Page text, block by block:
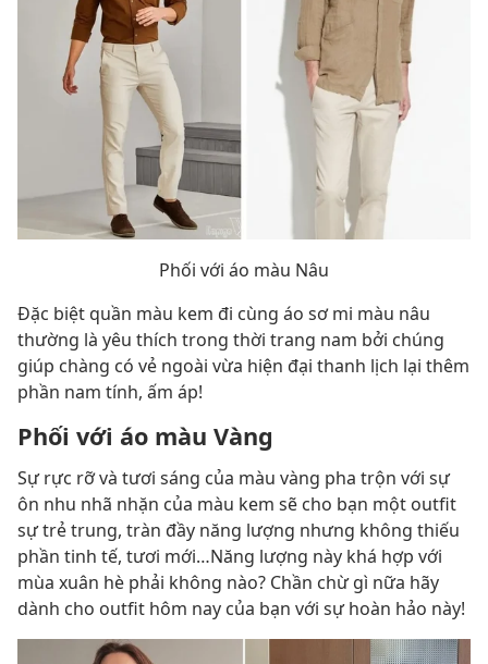
Phối với áo màu Nâu
Đặc biệt quần màu kem đi cùng áo sơ mi màu nâu
thường là yêu thích trong thời trang nam bởi chúng
giúp chàng có vẻ ngoài vừa hiện đại thanh lịch lại thêm
phần nam tính, ấm áp!
Phối với áo màu Vàng
Sự rực rỡ và tươi sáng của màu vàng pha trộn với sự
ôn nhu nhã nhặn của màu kem sẽ cho bạn một outfit
sự trẻ trung, tràn đầy năng lượng nhưng không thiếu
phần tinh tế, tươi mới…Năng lượng này khá hợp với
mùa xuân hè phải không nào? Chần chừ gì nữa hãy
dành cho outfit hôm nay của bạn với sự hoàn hảo này!